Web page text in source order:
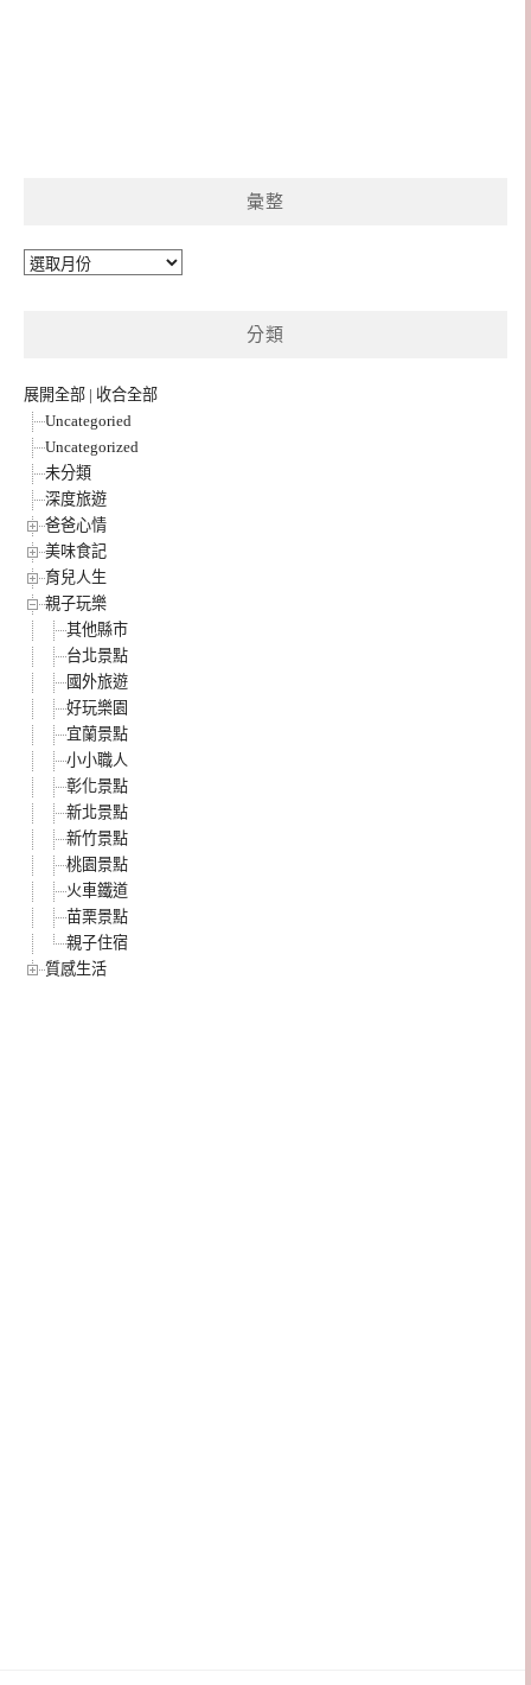
彙整
彙
分類
展開全部 | 收合全部
Uncategoried
Uncategorized
未分類
深度旅遊
爸爸心情
美味食記
育兒人生
親子玩樂
其他縣市
台北景點
國外旅遊
好玩樂園
宜蘭景點
小小職人
彰化景點
新北景點
新竹景點
桃園景點
火車鐵道
苗栗景點
親子住宿
質感生活